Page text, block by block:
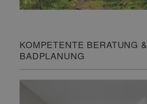
KOMPETENTE BERATUNG &
BADPLANUNG